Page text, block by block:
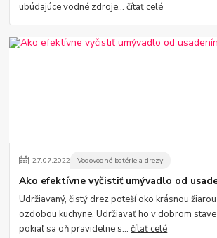
ubúdajúce vodné zdroje...čítať celé
27.07.2022 Vodovodné batérie a drezy
Ako efektívne vyčistiť umývadlo od
Udržiavaný, čistý drez poteší oko krásnou
ozdobou kuchyne. Udržiavať ho v dobrom
pokiaľ sa oň pravidelne s...čítať celé